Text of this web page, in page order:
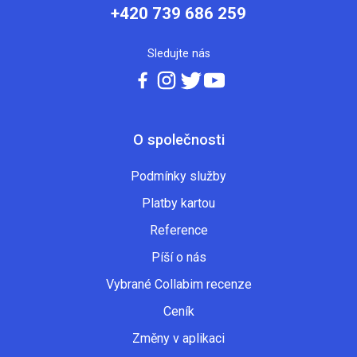
O společnosti
Podmínky služby
Platby kartou
Reference
Píší o nás
Vybrané Collabim recenze
Ceník
Změny v aplikaci
+420 739 686 259
Sledujte nás